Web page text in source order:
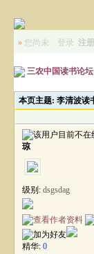
» 您尚未 登录 注册
三农中国读书论坛
本页主题: 李清波读
琼
级别: dsgsdag
精华: 0